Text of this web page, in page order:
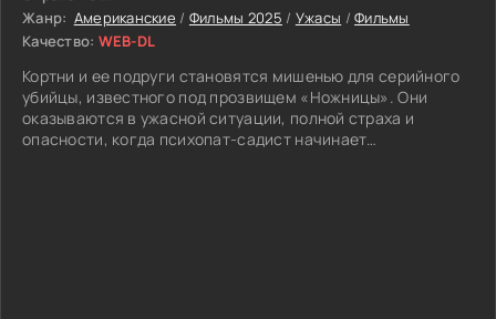
Жанр: Американские / Фильмы 2025 / Ужасы /Фильмы
Качество: WEB-DL
Кортни и ее подруги становятся мишенью для серийного
убийцы, известного под прозвищем «Ножницы». Они
оказываются в ужасной ситуации, полной страха и
опасности, когда психопат-садист начинает